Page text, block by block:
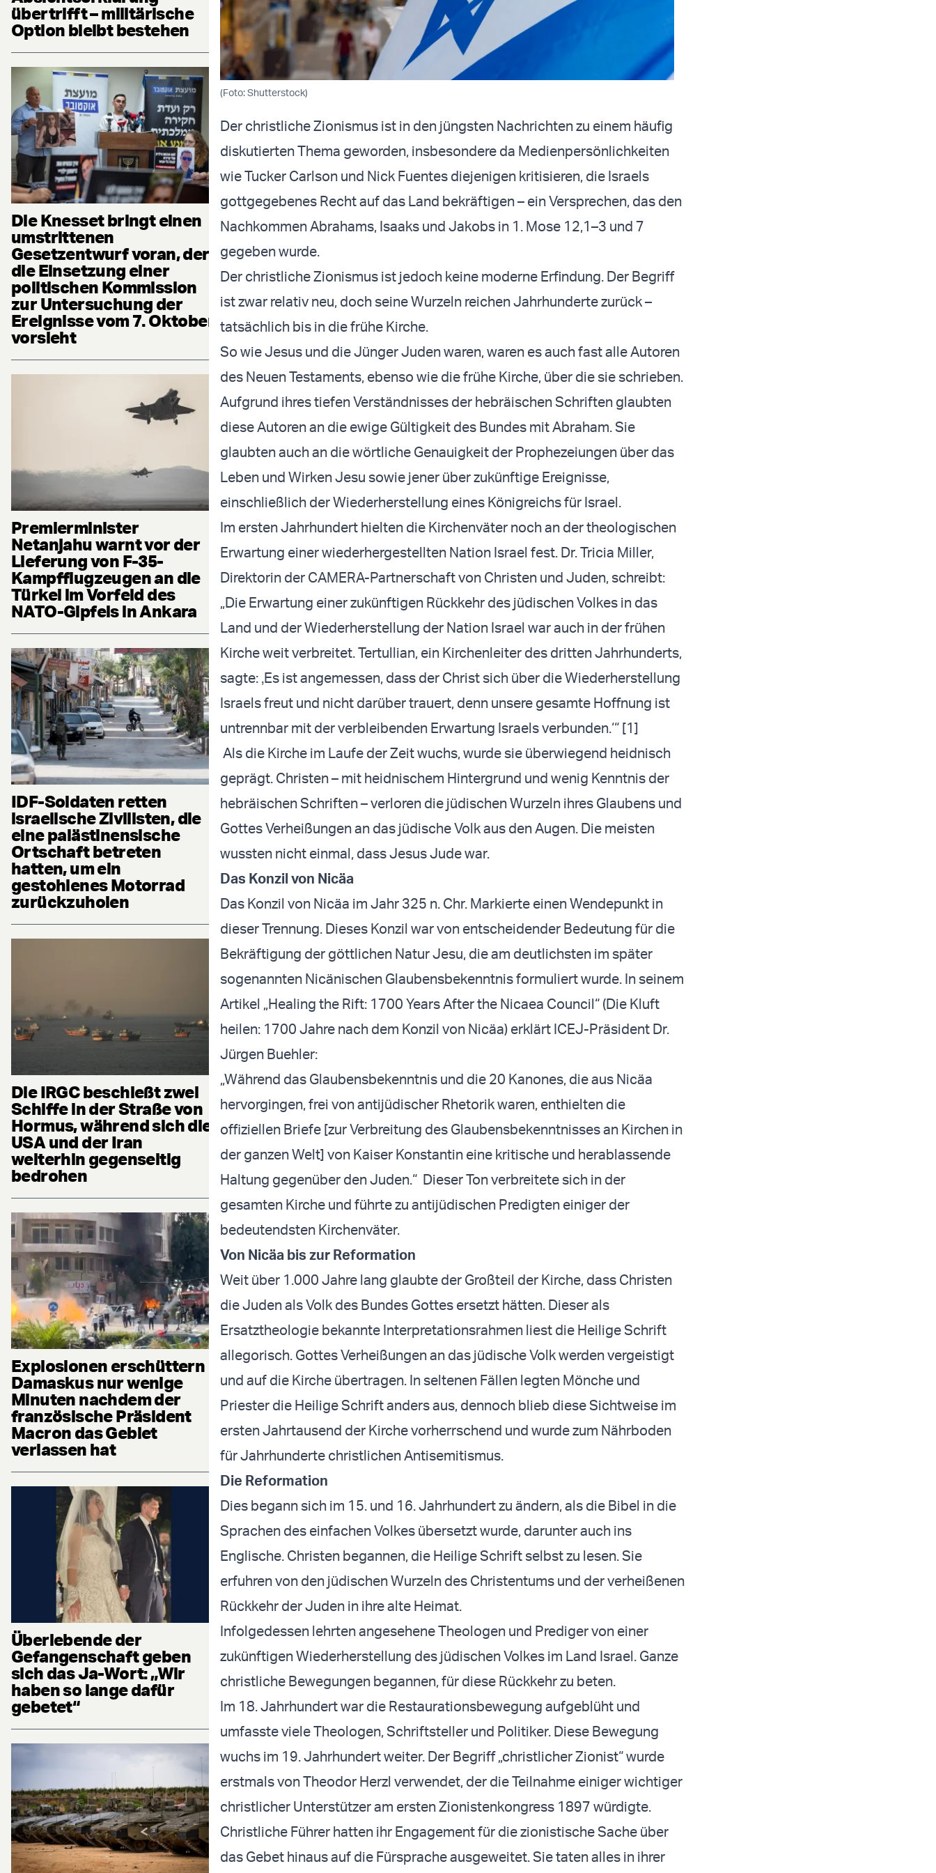
übertrifft – militärische
Option bleibt bestehen
Die Knesset bringt einen
umstrittenen
Gesetzentwurf voran, der
die Einsetzung einer
politischen Kommission
zur Untersuchung der
Ereignisse vom 7. Oktober
vorsieht
Premierminister
Netanjahu warnt vor der
Lieferung von F-35-
Kampfflugzeugen an die
Türkei im Vorfeld des
NATO-Gipfels in Ankara
IDF-Soldaten retten
israelische Zivilisten, die
eine palästinensische
Ortschaft betreten
hatten, um ein
gestohlenes Motorrad
zurückzuholen
Die IRGC beschießt zwei
Schiffe in der Straße von
Hormus, während sich die
USA und der Iran
weiterhin gegenseitig
bedrohen
Explosionen erschüttern
Damaskus nur wenige
Minuten nachdem der
französische Präsident
Macron das Gebiet
verlassen hat
Überlebende der
Gefangenschaft geben
sich das Ja-Wort: „Wir
haben so lange dafür
gebetet“
(Foto: Shutterstock)
Der christliche Zionismus ist in den jüngsten Nachrichten zu einem häufig
diskutierten Thema geworden, insbesondere da Medienpersönlichkeiten
wie Tucker Carlson und Nick Fuentes diejenigen kritisieren, die Israels
gottgegebenes Recht auf das Land bekräftigen – ein Versprechen, das den
Nachkommen Abrahams, Isaaks und Jakobs in 1. Mose 12,1–3 und 7
gegeben wurde.
Der christliche Zionismus ist jedoch keine moderne Erfindung. Der Begriff
ist zwar relativ neu, doch seine Wurzeln reichen Jahrhunderte zurück –
tatsächlich bis in die frühe Kirche.
So wie Jesus und die Jünger Juden waren, waren es auch fast alle Autoren
des Neuen Testaments, ebenso wie die frühe Kirche, über die sie schrieben.
Aufgrund ihres tiefen Verständnisses der hebräischen Schriften glaubten
diese Autoren an die ewige Gültigkeit des Bundes mit Abraham. Sie
glaubten auch an die wörtliche Genauigkeit der Prophezeiungen über das
Leben und Wirken Jesu sowie jener über zukünftige Ereignisse,
einschließlich der Wiederherstellung eines Königreichs für Israel.
Im ersten Jahrhundert hielten die Kirchenväter noch an der theologischen
Erwartung einer wiederhergestellten Nation Israel fest. Dr. Tricia Miller,
Direktorin der CAMERA-Partnerschaft von Christen und Juden, schreibt:
„Die Erwartung einer zukünftigen Rückkehr des jüdischen Volkes in das
Land und der Wiederherstellung der Nation Israel war auch in der frühen
Kirche weit verbreitet. Tertullian, ein Kirchenleiter des dritten Jahrhunderts,
sagte: ‚Es ist angemessen, dass der Christ sich über die Wiederherstellung
Israels freut und nicht darüber trauert, denn unsere gesamte Hoffnung ist
untrennbar mit der verbleibenden Erwartung Israels verbunden.‘“ [1]
Als die Kirche im Laufe der Zeit wuchs, wurde sie überwiegend heidnisch
geprägt. Christen – mit heidnischem Hintergrund und wenig Kenntnis der
hebräischen Schriften – verloren die jüdischen Wurzeln ihres Glaubens und
Gottes Verheißungen an das jüdische Volk aus den Augen. Die meisten
wussten nicht einmal, dass Jesus Jude war.
Das Konzil von Nicäa
Das Konzil von Nicäa im Jahr 325 n. Chr. Markierte einen Wendepunkt in
dieser Trennung. Dieses Konzil war von entscheidender Bedeutung für die
Bekräftigung der göttlichen Natur Jesu, die am deutlichsten im später
sogenannten Nicänischen Glaubensbekenntnis formuliert wurde. In seinem
Artikel „Healing the Rift: 1700 Years After the Nicaea Council“ (Die Kluft
heilen: 1700 Jahre nach dem Konzil von Nicäa) erklärt ICEJ-Präsident Dr.
Jürgen Buehler:
„Während das Glaubensbekenntnis und die 20 Kanones, die aus Nicäa
hervorgingen, frei von antijüdischer Rhetorik waren, enthielten die
offiziellen Briefe [zur Verbreitung des Glaubensbekenntnisses an Kirchen in
der ganzen Welt] von Kaiser Konstantin eine kritische und herablassende
Haltung gegenüber den Juden.“ Dieser Ton verbreitete sich in der
gesamten Kirche und führte zu antijüdischen Predigten einiger der
bedeutendsten Kirchenväter.
Von Nicäa bis zur Reformation
Weit über 1.000 Jahre lang glaubte der Großteil der Kirche, dass Christen
die Juden als Volk des Bundes Gottes ersetzt hätten. Dieser als
Ersatztheologie bekannte Interpretationsrahmen liest die Heilige Schrift
allegorisch. Gottes Verheißungen an das jüdische Volk werden vergeistigt
und auf die Kirche übertragen. In seltenen Fällen legten Mönche und
Priester die Heilige Schrift anders aus, dennoch blieb diese Sichtweise im
ersten Jahrtausend der Kirche vorherrschend und wurde zum Nährboden
für Jahrhunderte christlichen Antisemitismus.
Die Reformation
Dies begann sich im 15. und 16. Jahrhundert zu ändern, als die Bibel in die
Sprachen des einfachen Volkes übersetzt wurde, darunter auch ins
Englische. Christen begannen, die Heilige Schrift selbst zu lesen. Sie
erfuhren von den jüdischen Wurzeln des Christentums und der verheißenen
Rückkehr der Juden in ihre alte Heimat.
Infolgedessen lehrten angesehene Theologen und Prediger von einer
zukünftigen Wiederherstellung des jüdischen Volkes im Land Israel. Ganze
christliche Bewegungen begannen, für diese Rückkehr zu beten.
Im 18. Jahrhundert war die Restaurationsbewegung aufgeblüht und
umfasste viele Theologen, Schriftsteller und Politiker. Diese Bewegung
wuchs im 19. Jahrhundert weiter. Der Begriff „christlicher Zionist“ wurde
erstmals von Theodor Herzl verwendet, der die Teilnahme einiger wichtiger
christlicher Unterstützer am ersten Zionistenkongress 1897 würdigte.
Christliche Führer hatten ihr Engagement für die zionistische Sache über
das Gebet hinaus auf die Fürsprache ausgeweitet. Sie taten alles in ihrer